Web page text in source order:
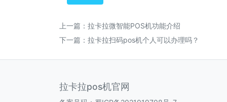
上一篇： 拉卡拉微智能POS机功能介绍
下一篇： 拉卡拉扫码pos机个人可以办理吗？
拉卡拉pos机官网